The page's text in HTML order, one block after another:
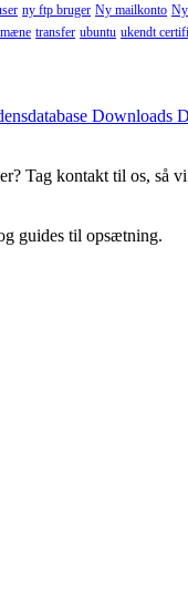
ny ftp bruger Ny mailkonto
transfer ubuntu ukendt
Downloads
Tag kontakt til os, så
guides til opsætning.